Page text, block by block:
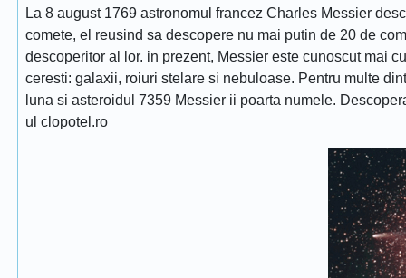
La 8 august 1769 astronomul francez Charles Messier
comete, el reusind sa descopere nu mai putin de 20 de
descoperitor al lor. in prezent, Messier este cunoscut mai
ceresti: galaxii, roiuri stelare si nebuloase. Pentru multe
luna si asteroidul 7359 Messier ii poarta numele.
ul clopotel.ro